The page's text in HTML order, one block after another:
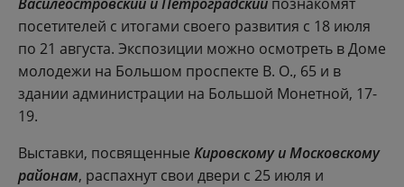
посетителей с итогами своего развития с 18 июля
по 21 августа. Экспозиции можно осмотреть в Доме
молодежи на Большом проспекте В. О., 65 и в
здании администрации на Большой Монетной, 17-
19.
Выставки, посвященные Кировскому и Московскому
районам, распахнут свои двери с 25 июля и